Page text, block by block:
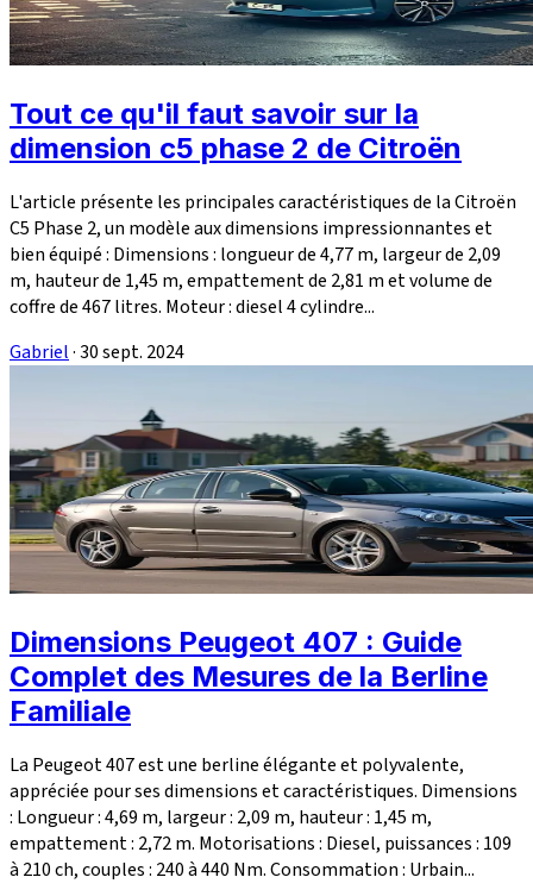
Tout ce qu'il faut savoir sur la
dimension c5 phase 2 de Citroën
L'article présente les principales caractéristiques de la Citroën
C5 Phase 2, un modèle aux dimensions impressionnantes et
bien équipé : Dimensions : longueur de 4,77 m, largeur de 2,09
m, hauteur de 1,45 m, empattement de 2,81 m et volume de
coffre de 467 litres. Moteur : diesel 4 cylindre...
Gabriel·30 sept. 2024
Dimensions Peugeot 407 : Guide
Complet des Mesures de la Berline
Familiale
La Peugeot 407 est une berline élégante et polyvalente,
appréciée pour ses dimensions et caractéristiques. Dimensions
: Longueur : 4,69 m, largeur : 2,09 m, hauteur : 1,45 m,
empattement : 2,72 m. Motorisations : Diesel, puissances : 109
à 210 ch, couples : 240 à 440 Nm. Consommation : Urbain...